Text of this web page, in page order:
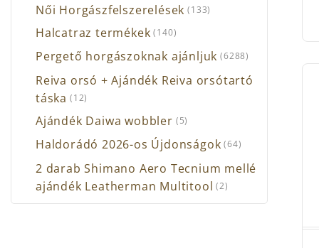
Női Horgászfelszerelések (133)
Halcatraz termékek (140)
Pergető horgászoknak ajánljuk (6288)
Reiva orsó + Ajándék Reiva orsótartó
táska (12)
Ajándék Daiwa wobbler (5)
Haldorádó 2026-os Újdonságok (64)
2 darab Shimano Aero Tecnium mellé
ajándék Leatherman Multitool (2)